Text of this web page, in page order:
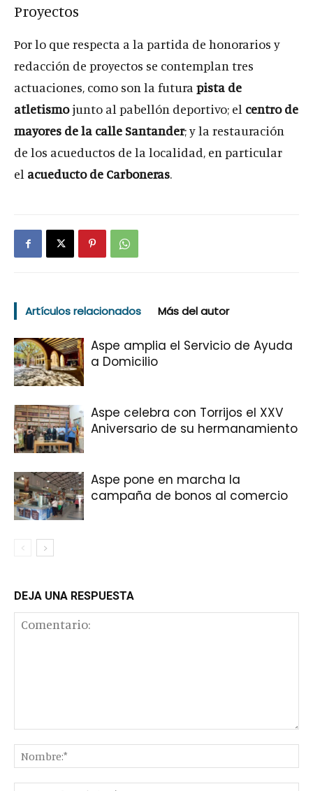
Proyectos
Por lo que respecta a la partida de honorarios y
redacción de proyectos se contemplan tres
actuaciones, como son la futura pista de
atletismojunto al pabellón deportivo; el centro de
mayores de la calle Santander; y la restauración
de los acueductos de la localidad, en particular
el acueducto de Carboneras.
Artículos relacionados Más del autor
Aspe amplia el Servicio de Ayuda
a Domicilio
Aspe celebra con Torrijos el XXV
Aniversario de su hermanamiento
Aspe pone en marcha la
campaña de bonos al comercio
DEJA UNA RESPUESTA